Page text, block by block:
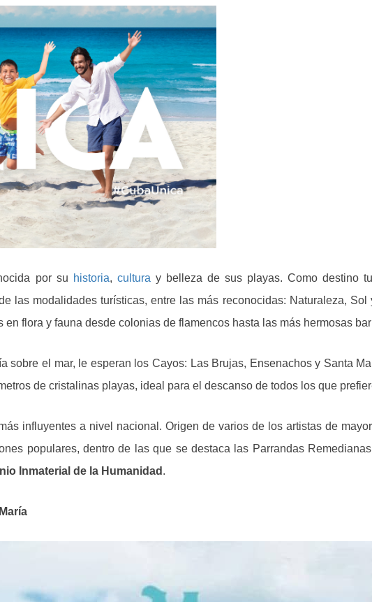
por su historia, cultura y belleza de sus playas. Como destino
las modalidades turísticas, entre las más reconocidas: Naturaleza,
flora y fauna desde colonias de flamencos hasta las más hermosas
sobre el mar, le esperan los Cayos: Las Brujas, Ensenachos y Santa
de cristalinas playas, ideal para el descanso de todos los que
influyentes a nivel nacional. Origen de varios de los artistas de
populares, dentro de las que se destaca las Parrandas
Inmaterial de la Humanidad .